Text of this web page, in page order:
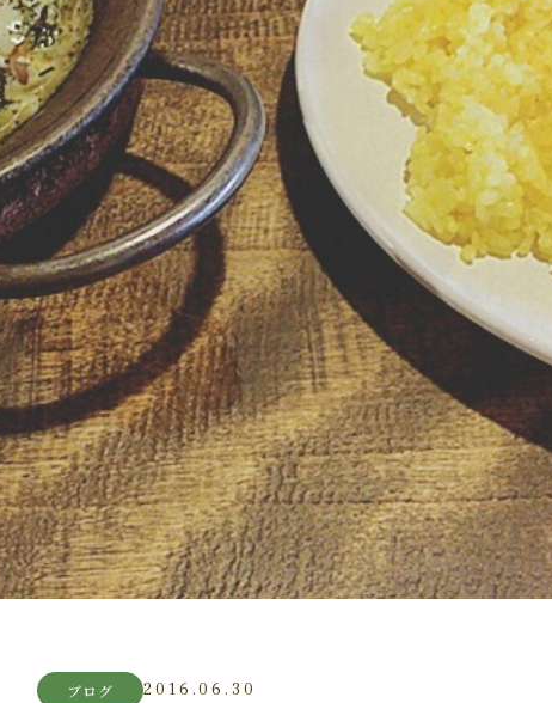
ブログ 2016.06.30